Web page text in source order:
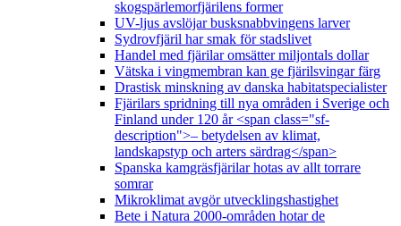
skogspärlemorfjärilens former
UV-ljus avslöjar busksnabbvingens larver
Sydrovfjäril har smak för stadslivet
Handel med fjärilar omsätter miljontals dollar
Vätska i vingmembran kan ge fjärilsvingar färg
Drastisk minskning av danska habitatspecialister
Fjärilars spridning till nya områden i Sverige och
Finland under 120 år <span class="sf-
description">– betydelsen av klimat,
landskapstyp och arters särdrag</span>
Spanska kamgräsfjärilar hotas av allt torrare
somrar
Mikroklimat avgör utvecklingshastighet
Bete i Natura 2000-områden hotar de